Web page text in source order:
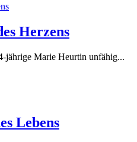
Herzens
jährige Marie Heurtin unfähig...
Lebens